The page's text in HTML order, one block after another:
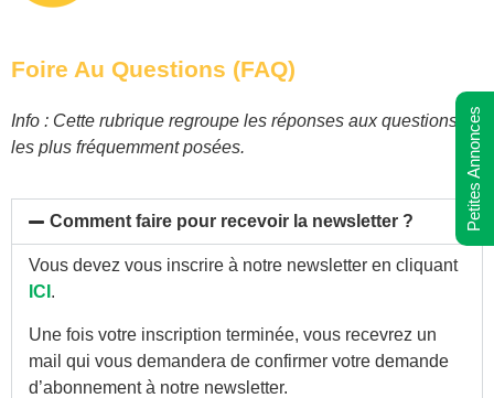
Foire Au Questions (FAQ)
Info : Cette rubrique regroupe les réponses aux questions
les plus fréquemment posées.
Comment faire pour recevoir la newsletter ?
Vous devez vous inscrire à notre newsletter en cliquant
ICI .
Une fois votre inscription terminée, vous recevrez un
mail qui vous demandera de confirmer votre demande
d’abonnement à notre newsletter.
Petites Annonces